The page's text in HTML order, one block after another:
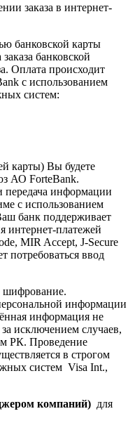
заказа в интернет-
банковской карты
банковской
Оплата происходит
с использованием
систем:
карты) Вы будете
АО ForteBank.
информации
с использованием
банк поддерживает
интернет-платежей
MIR Accept, J-Secure
потребоваться ввод
шифрование.
информации
информация не
исключением случаев,
РК. Проведение
в строгом
систем Visa Int.,
компаний) для